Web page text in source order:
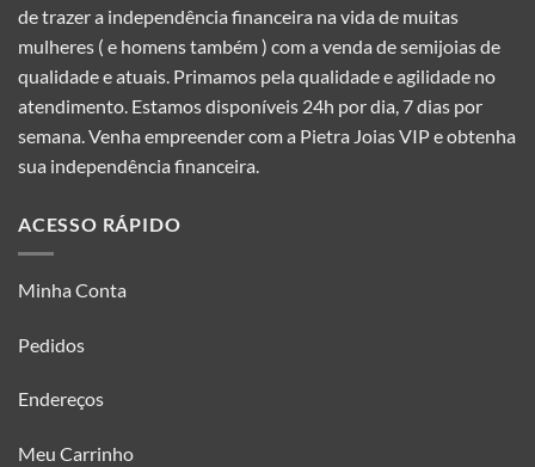
de trazer a independência financeira na vida de muitas
mulheres ( e homens também ) com a venda de semijoias de
qualidade e atuais. Primamos pela qualidade e agilidade no
atendimento. Estamos disponíveis 24h por dia, 7 dias por
semana. Venha empreender com a Pietra Joias VIP e obtenha
sua independência financeira.
ACESSO RÁPIDO
Minha Conta
Pedidos
Endereços
Meu Carrinho